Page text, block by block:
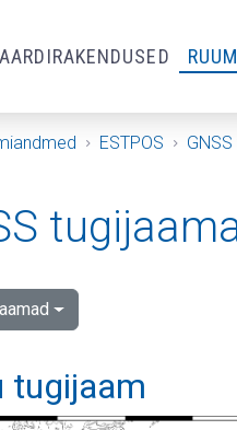
ESTPOS
tugijaam